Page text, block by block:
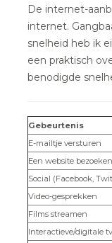
De internet-
internet.
snelheid heb ik
een praktisch
benodigde
Gebeurtenis
E-mailtje versturen
Een website bezoeken
Social (Facebook,
Video-gesprekken
Films streamen
Interactieve/digitale